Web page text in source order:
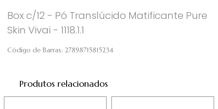
Box c/12 - Pó Translúcido Matificante Pure
Skin Vivai - 1118.1.1
Código de Barras: 27898715815234
Produtos relacionados